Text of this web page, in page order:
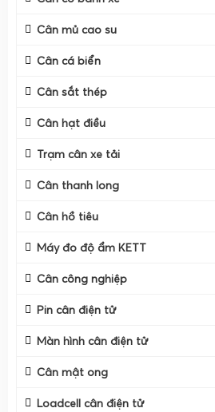
Cân mủ cao su
Cân cá biển
Cân sắt thép
Cân hạt điều
Trạm cân xe tải
Cân thanh long
Cân hồ tiêu
Máy đo độ ẩm KETT
Cân công nghiệp
Pin cân điện tử
Màn hình cân điện tử
Cân mật ong
Loadcell cân điện tử